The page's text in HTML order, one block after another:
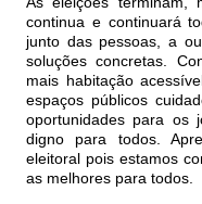
continua e continuará
junto das pessoas, a
soluções concretas.
mais habitação
espaços públicos
oportunidades para os
digno para todos.
eleitoral pois estamos
as melhores para todos.